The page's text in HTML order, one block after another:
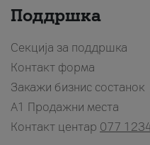
Поддршка
Секција за поддршка
Контакт форма
Закажи бизнис состанок
A1 Продажни места
Контакт центар 077